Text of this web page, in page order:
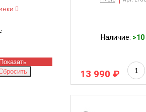
Наличие:
13 990 ₽